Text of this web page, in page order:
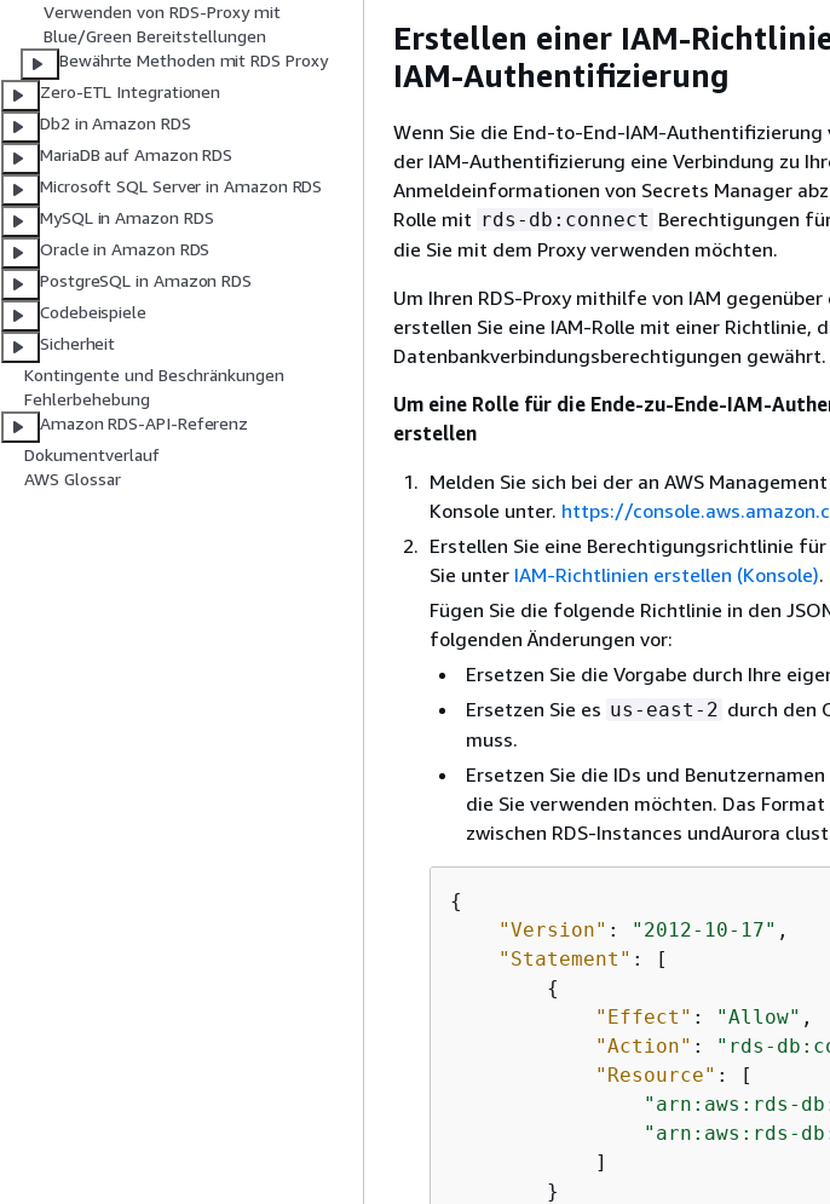
Verwenden von RDS-Proxy mit
Blue/Green Bereitstellungen
Bewährte Methoden mit RDS Proxy
Zero-ETL Integrationen
Db2 in Amazon RDS
MariaDB auf Amazon RDS
Microsoft SQL Server in Amazon RDS
MySQL in Amazon RDS
Oracle in Amazon RDS
PostgreSQL in Amazon RDS
Codebeispiele
Sicherheit
Kontingente und Beschränkungen
Fehlerbehebung
Amazon RDS-API-Referenz
Dokumentverlauf
AWS Glossar
Erstellen einer IAM-
IAM-Authentifizierung
Wenn Sie die End-to-End-IAM-
der IAM-Authentifizierung eine Verbindung zu
Anmeldeinformationen von Secrets Manager
Rolle mit rds-db:connect Berechtigungen
die Sie mit dem Proxy verwenden möchten.
Um Ihren RDS-Proxy mithilfe von IAM
erstellen Sie eine IAM-Rolle mit einer Richtlinie,
Datenbankverbindungsberechtigungen gewährt.
Um eine Rolle für die Ende-zu-Ende-IAM-
erstellen
Melden Sie sich bei der an AWS
Konsole unter. https://
Erstellen Sie eine Berechtigungsrichtlinie
Sie unter IAM-Richtlinien erstellen (Konsole).
Fügen Sie die folgende Richtlinie in den
folgenden Änderungen vor:
Ersetzen Sie die Vorgabe durch Ihre
Ersetzen Sie es us-east-2 durch den
muss.
Ersetzen Sie die IDs und
die Sie verwenden möchten. Das
zwischen RDS-Instances undAurora
{
"Version" : "2012-10-17" ,
"Statement" : [
{
"Effect" : "Allow" ,
"Action" : "rds-
"Resource" : [
"arn:aws:rds-
"arn:aws:rds-
            ]
        }